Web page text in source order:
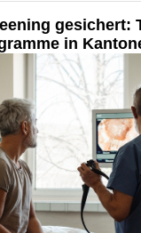
gesichert:
in